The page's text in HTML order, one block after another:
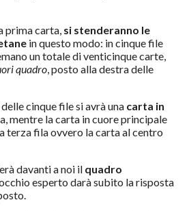
prima carta, si stenderanno le
in questo modo: in cinque file
un totale di venticinque carte,
quadro , posto alla destra delle
cinque file si avrà una carta in
mentre la carta in cuore principale
terza fila ovvero la carta al centro
davanti a noi il quadro
occhio esperto darà subito la risposta